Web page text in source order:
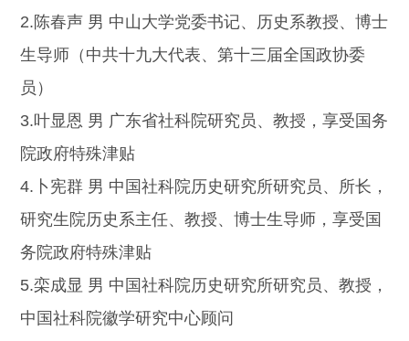
2.陈春声 男 中山大学党委书记、历史系教授、博士
生导师（中共十九大代表、第十三届全国政协委
员）
3.叶显恩 男 广东省社科院研究员、教授，享受国务
院政府特殊津贴
4.卜宪群 男 中国社科院历史研究所研究员、所长，
研究生院历史系主任、教授、博士生导师，享受国
务院政府特殊津贴
5.栾成显 男 中国社科院历史研究所研究员、教授，
中国社科院徽学研究中心顾问